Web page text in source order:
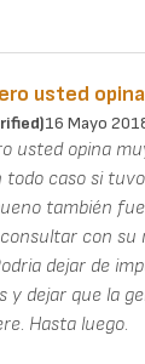
usted
16 Mayo
usted opina
todo caso si
también
con su
dejar de
y dejar que la
Hasta luego.